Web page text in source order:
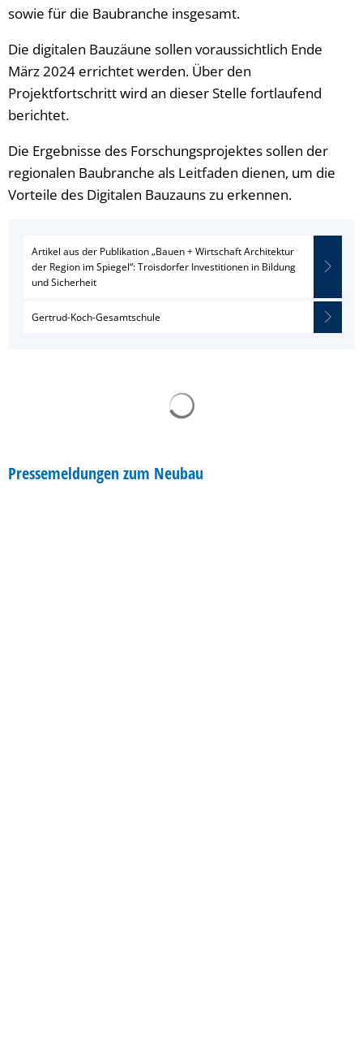
sowie für die Baubranche insgesamt.
Die digitalen Bauzäune sollen voraussichtlich Ende
März 2024 errichtet werden. Über den
Projektfortschritt wird an dieser Stelle fortlaufend
berichtet.
Die Ergebnisse des Forschungsprojektes sollen der
regionalen Baubranche als Leitfaden dienen, um die
Vorteile des Digitalen Bauzauns zu erkennen.
Artikel aus der Publikation „Bauen + Wirtschaft Architektur
der Region im Spiegel“: Troisdorfer Investitionen in Bildung
und Sicherheit
Gertrud-Koch-Gesamtschule
Pressemeldungen zum Neubau